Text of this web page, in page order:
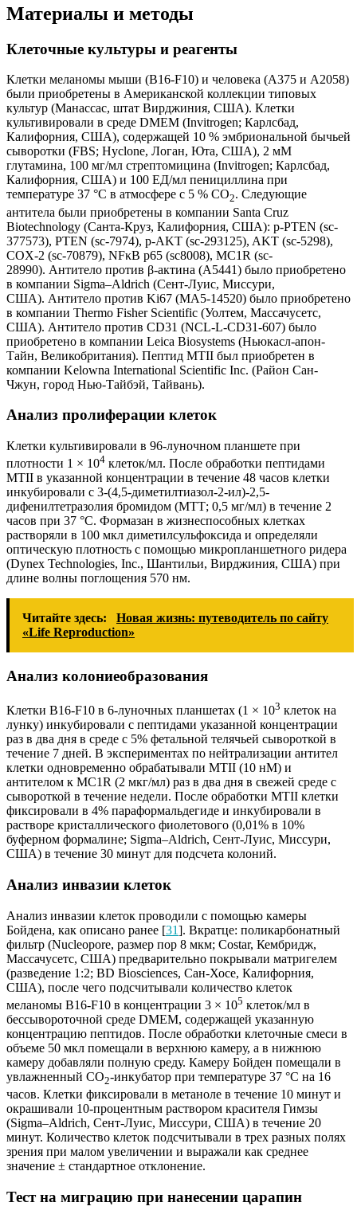
Материалы и методы
Клеточные культуры и реагенты
Клетки меланомы мыши (B16-F10) и человека (A375 и A2058)
были приобретены в Американской коллекции типовых
культур (Манассас, штат Вирджиния, США). Клетки
культивировали в среде DMEM (Invitrogen; Карлсбад,
Калифорния, США), содержащей 10 % эмбриональной бычьей
сыворотки (FBS; Hyclone, Логан, Юта, США), 2 мМ
глутамина, 100 мг/мл стрептомицина (Invitrogen; Карлсбад,
Калифорния, США) и 100 ЕД/мл пенициллина при
температуре 37 °C в атмосфере с 5 % CO2. Следующие
антитела были приобретены в компании Santa Cruz
Biotechnology (Санта-Круз, Калифорния, США): p-PTEN (sc-
377573), PTEN (sc-7974), p-AKT (sc-293125), AKT (sc-5298),
COX-2 (sc-70879), NFκB p65 (sc8008), MC1R (sc-
28990). Антитело против β-актина (A5441) было приобретено
в компании Sigma–Aldrich (Сент-Луис, Миссури,
США). Антитело против Ki67 (MA5-14520) было приобретено
в компании Thermo Fisher Scientific (Уолтем, Массачусетс,
США). Антитело против CD31 (NCL-L-CD31-607) было
приобретено в компании Leica Biosystems (Ньюкасл-апон-
Тайн, Великобритания). Пептид MTII был приобретен в
компании Kelowna International Scientific Inc. (Район Сан-
Чжун, город Нью-Тайбэй, Тайвань).
Анализ пролиферации клеток
Клетки культивировали в 96-луночном планшете при
плотности 1 × 104 клеток/мл. После обработки пептидами
MTII в указанной концентрации в течение 48 часов клетки
инкубировали с 3-(4,5-диметилтиазол-2-ил)-2,5-
дифенилтетразолия бромидом (МТТ; 0,5 мг/мл) в течение 2
часов при 37 °C. Формазан в жизнеспособных клетках
растворяли в 100 мкл диметилсульфоксида и определяли
оптическую плотность с помощью микропланшетного ридера
(Dynex Technologies, Inc., Шантильи, Вирджиния, США) при
длине волны поглощения 570 нм.
Читайте здесь:
Новая жизнь: путеводитель по сайту
«Life Reproduction»
Анализ колониеобразования
Клетки B16-F10 в 6-луночных планшетах (1 × 103 клеток на
лунку) инкубировали с пептидами указанной концентрации
раз в два дня в среде с 5% фетальной телячьей сывороткой в
течение 7 дней. В экспериментах по нейтрализации антител
клетки одновременно обрабатывали MTII (10 нМ) и
антителом к MC1R (2 мкг/мл) раз в два дня в свежей среде с
сывороткой в течение недели. После обработки MTII клетки
фиксировали в 4% параформальдегиде и инкубировали в
растворе кристаллического фиолетового (0,01% в 10%
буферном формалине; Sigma–Aldrich, Сент-Луис, Миссури,
США) в течение 30 минут для подсчета колоний.
Анализ инвазии клеток
Анализ инвазии клеток проводили с помощью камеры
Бойдена, как описано ранее [31]. Вкратце: поликарбонатный
фильтр (Nucleopore, размер пор 8 мкм; Costar, Кембридж,
Массачусетс, США) предварительно покрывали матригелем
(разведение 1:2; BD Biosciences, Сан-Хосе, Калифорния,
США), после чего подсчитывали количество клеток
меланомы B16-F10 в концентрации 3 × 105 клеток/мл в
бессывороточной среде DMEM, содержащей указанную
концентрацию пептидов. После обработки клеточные смеси в
объеме 50 мкл помещали в верхнюю камеру, а в нижнюю
камеру добавляли полную среду. Камеру Бойден помещали в
увлажненный CO2-инкубатор при температуре 37 °C на 16
часов. Клетки фиксировали в метаноле в течение 10 минут и
окрашивали 10-процентным раствором красителя Гимзы
(Sigma–Aldrich, Сент-Луис, Миссури, США) в течение 20
минут. Количество клеток подсчитывали в трех разных полях
зрения при малом увеличении и выражали как среднее
значение ± стандартное отклонение.
Тест на миграцию при нанесении царапин